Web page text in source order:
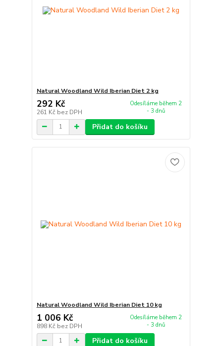
Natural Woodland Wild Iberian Diet 2 kg
292 Kč
261 Kč bez DPH
Odesíláme během 2
- 3 dnů
Přidat do košíku
Natural Woodland Wild Iberian Diet 10 kg
1 006 Kč
898 Kč bez DPH
Odesíláme během 2
- 3 dnů
Přidat do košíku